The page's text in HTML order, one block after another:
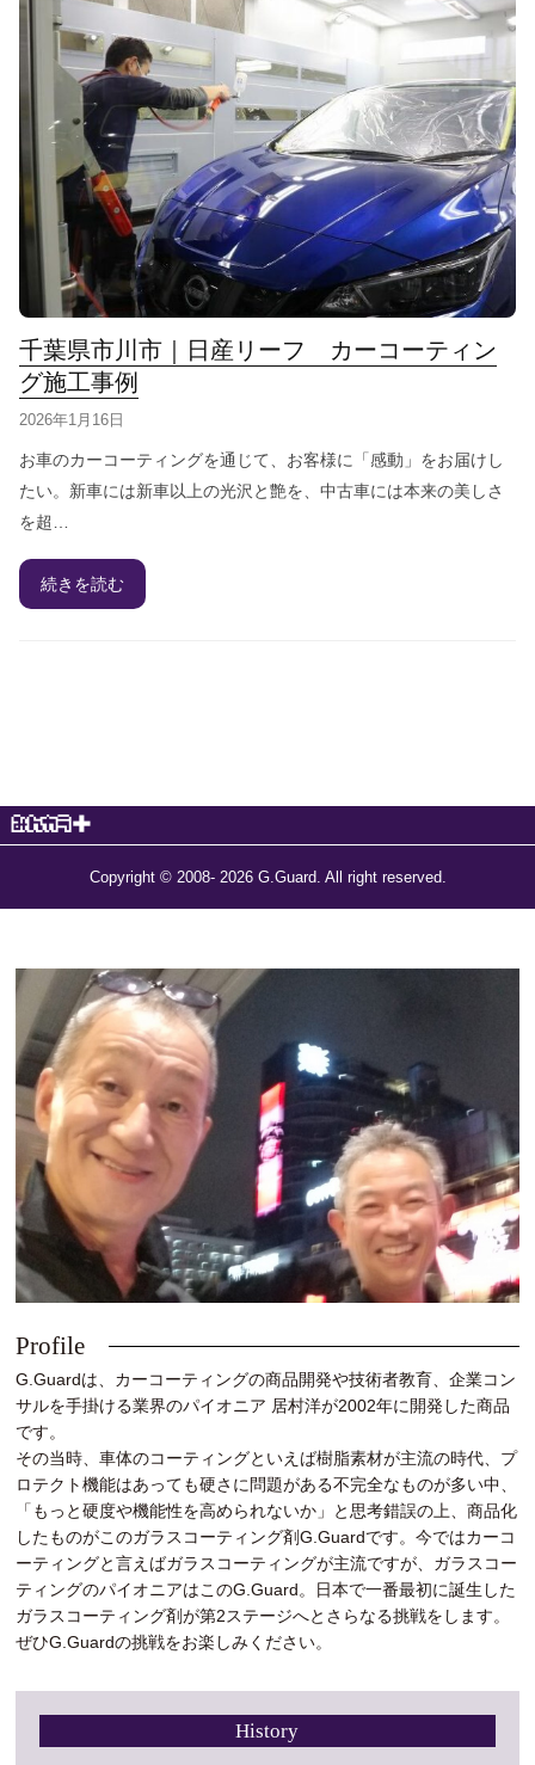
千葉県市川市｜日産リーフ カーコーティン
グ施工事例
2026年1月16日
お車のカーコーティングを通じて、お客様に「感動」をお届けし
たい。新車には新車以上の光沢と艶を、中古車には本来の美しさ
を超…
続きを読む
Copyright © 2008- 2026 G.Guard. All right reserved.
Profile
G.Guardは、カーコーティングの商品開発や技術者教育、企業コン
サルを手掛ける業界のパイオニア 居村洋が2002年に開発した商品
です。
その当時、車体のコーティングといえば樹脂素材が主流の時代、プ
ロテクト機能はあっても硬さに問題がある不完全なものが多い中、
「もっと硬度や機能性を高められないか」と思考錯誤の上、商品化
したものがこのガラスコーティング剤G.Guardです。今ではカーコ
ーティングと言えばガラスコーティングが主流ですが、ガラスコー
ティングのパイオニアはこのG.Guard。日本で一番最初に誕生した
ガラスコーティング剤が第2ステージへとさらなる挑戦をします。
ぜひG.Guardの挑戦をお楽しみください。
History